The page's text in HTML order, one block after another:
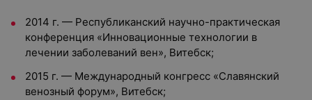
2014 г. — Республиканский научно-практическая
конференция «Инновационные технологии в
лечении заболеваний вен», Витебск;
2015 г. — Международный конгресс «Славянский
венозный форум», Витебск;